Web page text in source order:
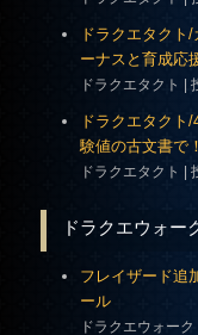
ドラクエタクト
ーナスと育成応
ドラクエタクト
ドラクエタクト
験値の古文書で！
ドラクエタクト
ドラクエウォー
フレイザード追
ール
ドラクエウォーク